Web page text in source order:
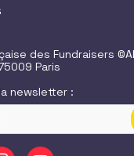
des Fundraisers
Paris
newsletter :